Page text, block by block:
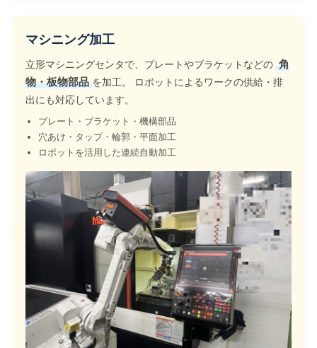
マシニング加工
立形マシニングセンタで、プレートやブラケットなどの 角
物・板物部品 を加工。 ロボットによるワークの供給・排
出にも対応しています。
プレート・ブラケット・機構部品
穴あけ・タップ・輪郭・平面加工
ロボットを活用した連続自動加工